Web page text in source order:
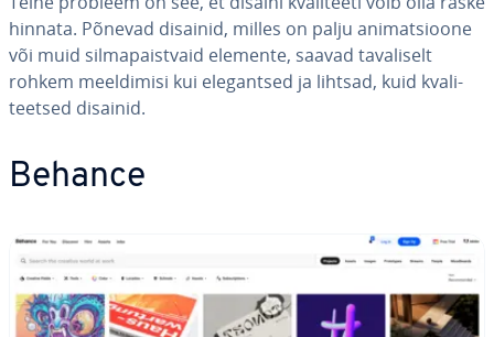
hinnata. Põnevad disainid, milles on palju ani­mat­sioone
või muid sil­ma­paist­vaid elemente, saavad ta­va­li­selt
rohkem meel­di­misi kui ele­gant­sed ja lihtsad, kuid kva­li­
teet­sed disainid.
Behance